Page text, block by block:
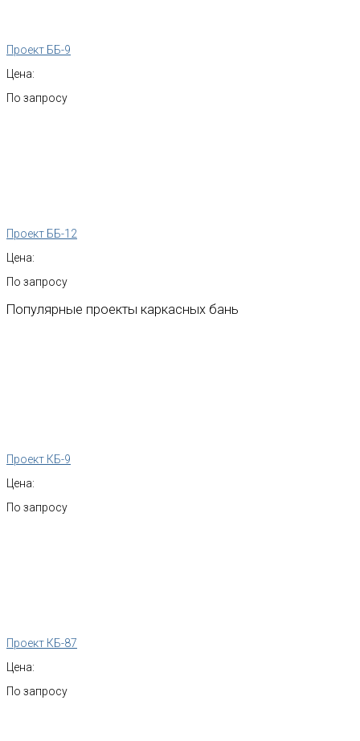
Проект ББ-9
Цена:
По запросу
Проект ББ-12
Цена:
По запросу
Популярные проекты каркасных бань
Проект КБ-9
Цена:
По запросу
Проект КБ-87
Цена:
По запросу